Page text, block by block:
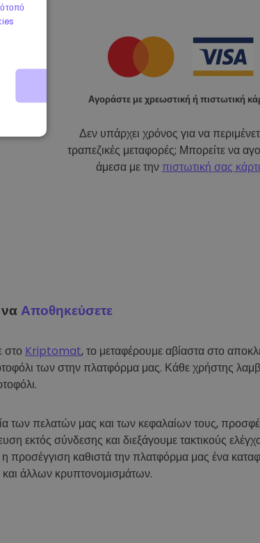
Αγοράστε με χρεωστική ή πιστωτική
Δεν υπάρχει χρόνος για να
τραπεζικές μεταφορές; Μπορείτε να
άμεσα με τηνπιστωτική σας
Αποθηκεύσετε
στο Kriptomat, το μεταφέρουμε αβίαστα στο
των στην πλατφόρμα μας. Κάθε χρήστης
των πελατών μας και των κεφαλαίων τους,
εκτός σύνδεσης και διεξάγουμε τακτικούς
προσέγγιση καθιστά την πλατφόρμα μας ένα
άλλων κρυπτονομισμάτων.